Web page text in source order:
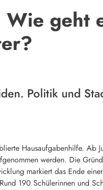
geht
Politik und
Hausaufgabenhilfe. Ab
werden. Die
markiert das Ende
190 Schülerinnen und